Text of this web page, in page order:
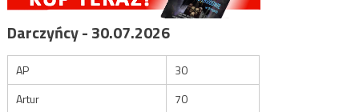
Darczyńcy - 30.07.2026
AP
30
Artur
70